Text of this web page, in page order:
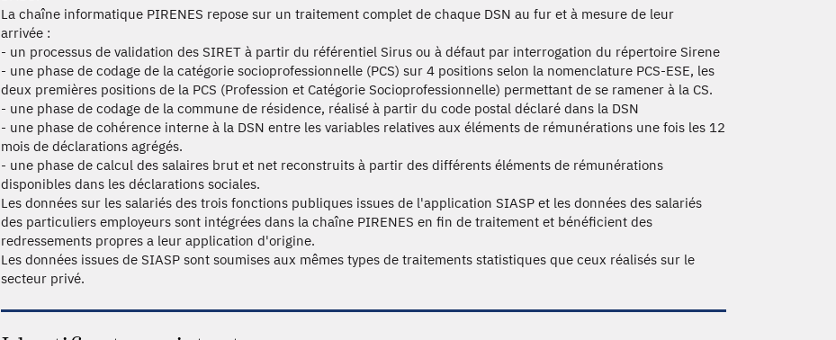
La chaîne informatique PIRENES repose sur un traitement complet de chaque DSN au fur et à mesure de leur
arrivée :
- un processus de validation des SIRET à partir du référentiel Sirus ou à défaut par interrogation du répertoire Sirene
- une phase de codage de la catégorie socioprofessionnelle (PCS) sur 4 positions selon la nomenclature PCS-ESE, les
deux premières positions de la PCS (Profession et Catégorie Socioprofessionnelle) permettant de se ramener à la CS.
- une phase de codage de la commune de résidence, réalisé à partir du code postal déclaré dans la DSN
- une phase de cohérence interne à la DSN entre les variables relatives aux éléments de rémunérations une fois les 12
mois de déclarations agrégés.
- une phase de calcul des salaires brut et net reconstruits à partir des différents éléments de rémunérations
disponibles dans les déclarations sociales.
Les données sur les salariés des trois fonctions publiques issues de l'application SIASP et les données des salariés
des particuliers employeurs sont intégrées dans la chaîne PIRENES en fin de traitement et bénéficient des
redressements propres a leur application d'origine.
Les données issues de SIASP sont soumises aux mêmes types de traitements statistiques que ceux réalisés sur le
secteur privé.